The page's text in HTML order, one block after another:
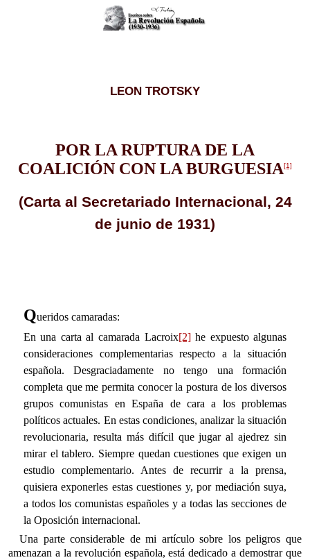
LEON TROTSKY
POR LA RUPTURA DE LA
COALICIÓN CON LA BURGUESIA[1]
(Carta al Secretariado Internacional, 24
de junio de 1931)
Queridos camaradas:
En una carta al camarada Lacroix[2]he expuesto algunas
consideraciones complementarias respecto a la situación
española. Desgraciadamente no tengo una formación
completa que me permita conocer la postura de los diversos
grupos comunistas en España de cara a los problemas
políticos actuales. En estas condiciones, analizar la situación
revolucionaria, resulta más difícil que jugar al ajedrez sin
mirar el tablero. Siempre quedan cuestiones que exigen un
estudio complementario. Antes de recurrir a la prensa,
quisiera exponerles estas cuestiones y, por mediación suya,
a todos los comunistas españoles y a todas las secciones de
la Oposición internacional.
Una parte considerable de mi artículo sobre los peligros que
amenazan a la revolución española, está dedicado a demostrar que